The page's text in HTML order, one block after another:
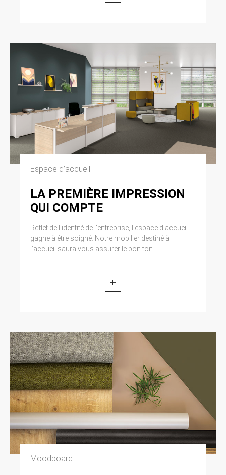
Espace d’accueil
LA PREMIÈRE IMPRESSION
QUI COMPTE
Reflet de l'identité de l'entreprise, l'espace d'accueil
gagne à être soigné. Notre mobilier destiné à
l’accueil saura vous assurer le bon ton.
+
Moodboard